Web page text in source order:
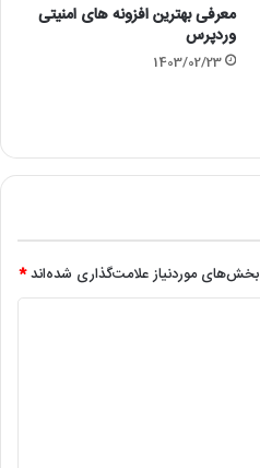
معرفی بهترین افزونه های امنیتی
وردپرس
1403/02/23
بخش‌های موردنیاز علامت‌گذاری شده‌اند*